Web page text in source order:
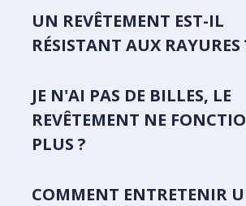
UN REVÊTEMENT EST-IL
RÉSISTANT AUX RAYURES
JE N'AI PAS DE BILLES, LE
REVÊTEMENT NE
PLUS ?
COMMENT ENTRETENIR